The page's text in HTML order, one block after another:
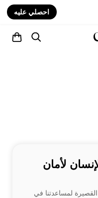
احصلي عليه
لأمان
لمساعدتنا في